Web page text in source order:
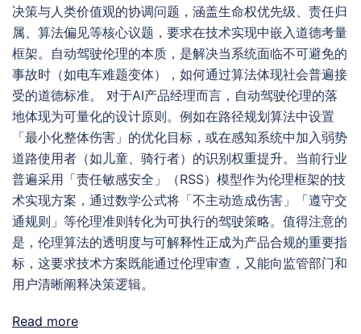
决策与人类价值观的协调问题，涵盖生命权优先级、责任归
属、算法偏见等核心议题，要求在技术实现中嵌入道德考量
框架。自动驾驶伦理的本质，是解决当系统面临不可避免的
事故时（如电车难题变体），如何通过算法体现社会普遍接
受的道德标准。 对于AI产品经理而言，自动驾驶伦理的落
地体现为可量化的设计原则。例如在路径规划算法中设置
「最小化整体伤害」的优化目标，或在感知系统中加入弱势
道路使用者（如儿童、骑行者）的识别权重提升。当前行业
普遍采用「责任敏感安全」（RSS）模型作为伦理框架的技
术实现方案，通过数学公式将「不主动造成伤害」「遵守交
通规则」等伦理准则转化为可执行的驾驶策略。值得注意的
是，伦理算法的透明度与可解释性正成为产品合规的重要指
标，这要求技术方案既能通过伦理审查，又能向监管部门和
用户清晰阐释决策逻辑。
Read more